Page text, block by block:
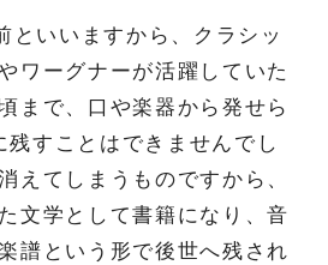
といいますから、クラシッ
ワーグナーが活躍していた
まで、口や楽器から発せら
残すことはできませんでし
えてしまうものですから、
文学として書籍になり、音
譜という形で後世へ残され